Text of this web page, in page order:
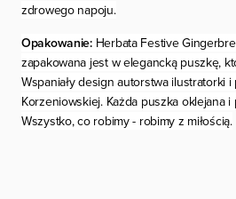
zdrowego napoju.
Opakowanie:Herbata Festive
zapakowana jest w elegancką puszkę,
Wspaniały design autorstwa ilustratorki
Korzeniowskiej. Każda puszka oklejana
Wszystko, co robimy - robimy z miłością.